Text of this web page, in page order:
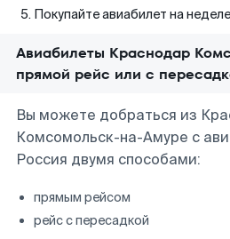
Покупайте авиабилет на
Авиабилеты Краснодар
прямой рейс или с
Вы можете добраться из
Комсомольск-на-Амуре с
Россия двумя способами:
прямым рейсом
рейс с пересадкой